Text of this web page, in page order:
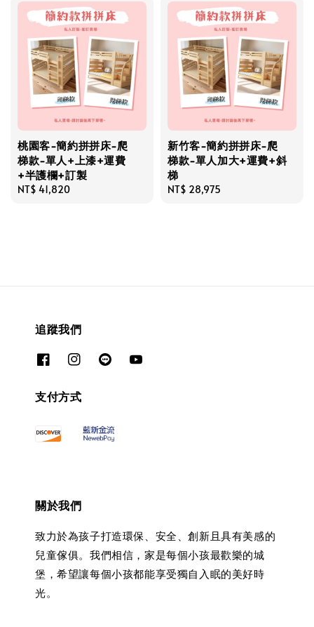
桃園客-簡約拼拼床-爬
梯款-單人+上漆+運費
+半護欄+訂製
Regular
NT$ 41,820
新竹客-簡約拼拼床-爬
梯款-單人加大+運費+斜
梯
Regular
NT$ 28,975
追蹤我們
支付方式
關於我們
致力於為孩子打造環保、安全、創新且具有美感的
兒童傢俱。我們相信，家是每個小孩最歡樂的城
堡，希望讓每個小孩都能享受獨自入眠的美好時
光。